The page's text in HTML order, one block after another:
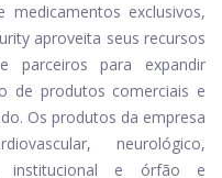
exclusivos,
aproveita seus recursos
parceiros para expandir
de produtos comerciais e
Os produtos da empresa
neurológico,
institucional e órfão e